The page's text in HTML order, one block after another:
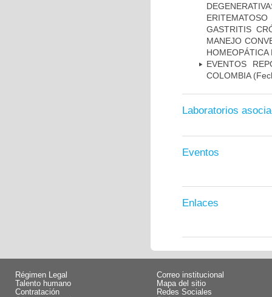
GASTRITIS
MANEJO
EVENTOS
COLOMBIA
Laboratorios
Eventos
Enlaces
Régimen Legal
Talento humano
Contratación
Correo institucional
Mapa del sitio
Redes Sociales